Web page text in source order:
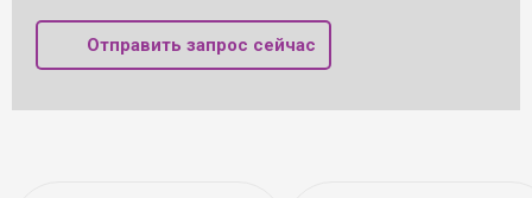
Отправить запрос сейчас